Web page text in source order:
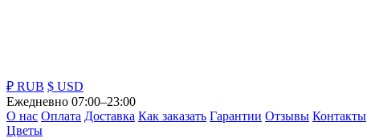
₽ RUB $ USD
Ежедневно 07:00–23:00
О нас Оплата Доставка Как заказать Гарантии Отзывы Контакты
Цветы